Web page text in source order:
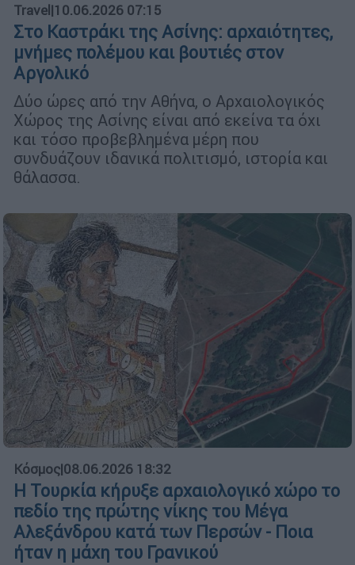
Travel|10.06.2026 07:15
Στο Καστράκι της Ασίνης: αρχαιότητες,
μνήμες πολέμου και βουτιές στον
Αργολικό
Δύο ώρες από την Αθήνα, ο Αρχαιολογικός
Χώρος της Ασίνης είναι από εκείνα τα όχι
και τόσο προβεβλημένα μέρη που
συνδυάζουν ιδανικά πολιτισμό, ιστορία και
θάλασσα.
Κόσμος|08.06.2026 18:32
Η Τουρκία κήρυξε αρχαιολογικό χώρο το
πεδίο της πρώτης νίκης του Μέγα
Αλεξάνδρου κατά των Περσών - Ποια
ήταν η μάχη του Γρανικού